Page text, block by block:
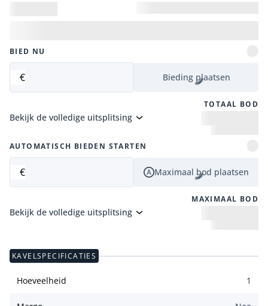
BIED NU
€ Bieding plaatsen
TOTAAL BOD
Bekijk de volledige uitsplitsing
AUTOMATISCH BIEDEN STARTEN
€ Maximaal bod plaatsen
MAXIMAAL BOD
Bekijk de volledige uitsplitsing
KAVELSPECIFICATIES
Hoeveelheid 1